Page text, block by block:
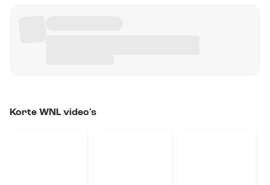
Korte WNL video's